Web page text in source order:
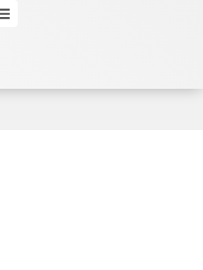
seu Crédito